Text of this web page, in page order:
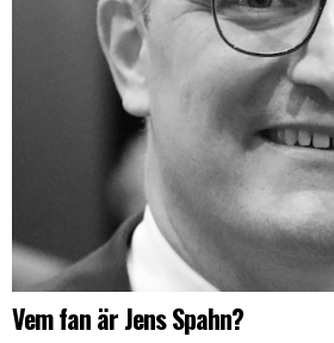
Vem fan är Jens Spahn?